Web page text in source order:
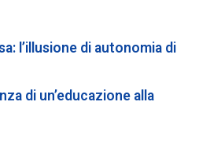
l’illusione di autonomia di
di un’educazione alla